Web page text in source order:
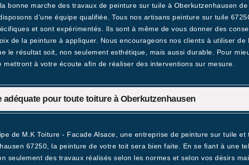
bonne marche des travaux de peinture sur tuile à Oberkutzenhausen
d’une équipe qualifiée. Tous nos artisans peinture sur tuile
et sont expérimentés. Ils sont à même de vous donner des
de la peinture à appliquer. Nous encourageons nos clients à utiliser de
le résultat soit, non seulement esthétique, mais aussi durable. Pour
mettront à votre écoute afin de réaliser des interventions sur mesure.
adéquate pour toute toiture à Oberkutzenhausen
de M.K Toiture - Facade Alsace, une entreprise de peinture sur tuile et
67250, la peinture de votre toit sera bien faite. En se fiant à une
seulement des travaux réalisés selon les normes et selon vos désirs